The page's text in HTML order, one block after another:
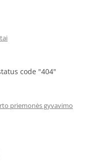
code "404"
priemonės gyvavimo